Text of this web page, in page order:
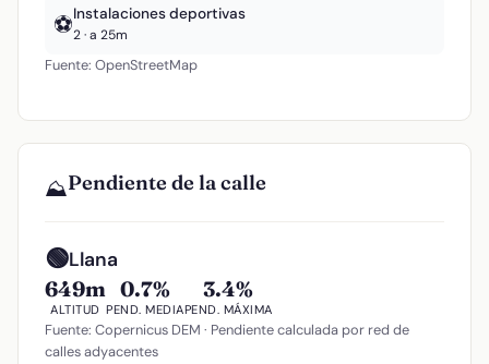
⚽Instalaciones deportivas
2 · a 25m
Fuente: OpenStreetMap
⛰️Pendiente de la calle
🟢Llana
649m
ALTITUD
0.7%
PEND. MEDIA
3.4%
PEND. MÁXIMA
Fuente: Copernicus DEM · Pendiente calculada por red de
calles adyacentes